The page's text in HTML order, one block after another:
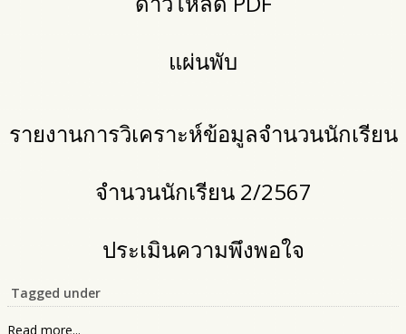
แผ่นพับ
รายงานการวิเคราะห์ข้อมูลจำนวนนักเรียน
จำนวนนักเรียน 2/2567
ประเมินความพึงพอใจ
Tagged under
Read more...